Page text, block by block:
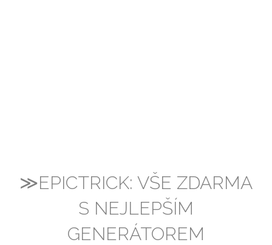
≫EPICTRICK: VŠE ZDARMA
S NEJLEPŠÍM
GENERÁTOREM